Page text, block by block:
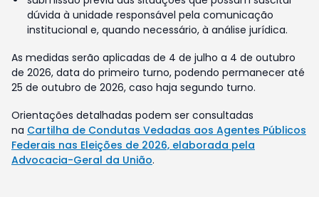
dúvida à unidade responsável pela comunicação
institucional e, quando necessário, à análise jurídica.
As medidas serão aplicadas de 4 de julho a 4 de outubro
de 2026, data do primeiro turno, podendo permanecer até
25 de outubro de 2026, caso haja segundo turno.
Orientações detalhadas podem ser consultadas
na Cartilha de Condutas Vedadas aos Agentes Públicos
Federais nas Eleições de 2026, elaborada pela
Advocacia-Geral da União.